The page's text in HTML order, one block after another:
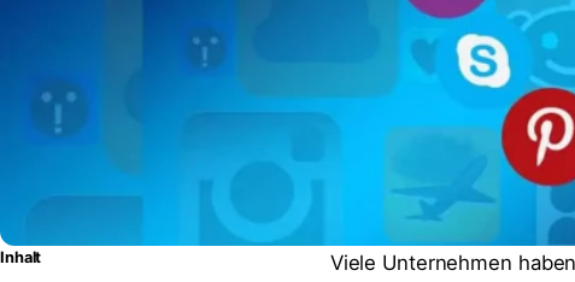
Inhalt
Viele Unternehmen